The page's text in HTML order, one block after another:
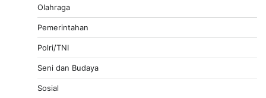
Olahraga
Pemerintahan
Polri/TNI
Seni dan Budaya
Sosial